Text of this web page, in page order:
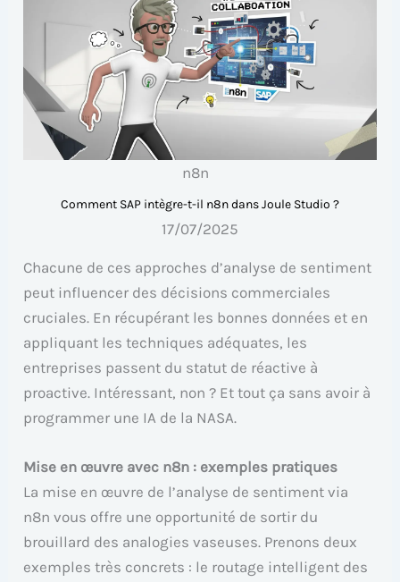
n8n
Comment SAP intègre-t-il n8n dans Joule Studio ?
17/07/2025
Chacune de ces approches d’analyse de sentiment
peut influencer des décisions commerciales
cruciales. En récupérant les bonnes données et en
appliquant les techniques adéquates, les
entreprises passent du statut de réactive à
proactive. Intéressant, non ? Et tout ça sans avoir à
programmer une IA de la NASA.
Mise en œuvre avec n8n : exemples pratiques
La mise en œuvre de l’analyse de sentiment via
n8n vous offre une opportunité de sortir du
brouillard des analogies vaseuses. Prenons deux
exemples très concrets : le routage intelligent des